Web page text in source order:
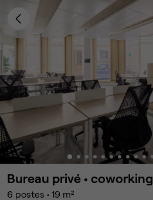
Bureau privé • coworking
6 postes • 19 m²